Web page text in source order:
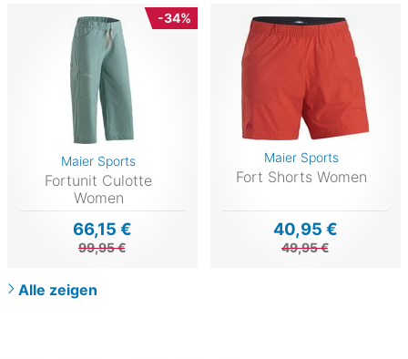
-34%
Maier Sports
Fortunit Culotte
Women
66,15 €
99,95 €
Maier Sports
Fort Shorts Women
40,95 €
49,95 €
Alle zeigen